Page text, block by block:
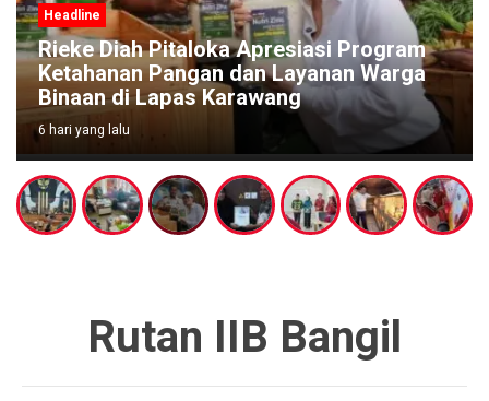
Pitaloka Apresiasi Program
Pangan dan Layanan Warga
di Lapas Karawang
Headline
RSUD
Diakui
7 hari yang lalu
Rutan IIB Bangil